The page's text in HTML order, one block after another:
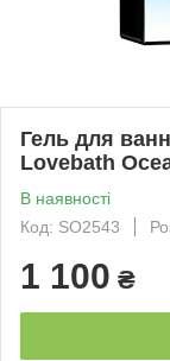
Гель для
Lovebath
В наявності
Код: SO2543
1 100 ₴